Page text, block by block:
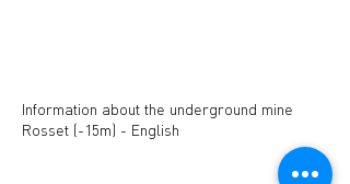
Information about the underground mine
Rosset (-15m) - English